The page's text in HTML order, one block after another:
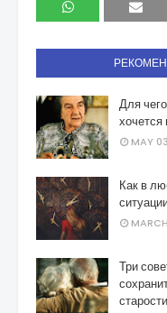
Для
MAY
Как в
Три
старости